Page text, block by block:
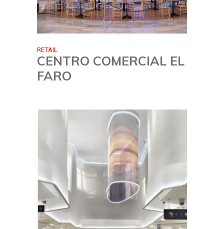
RETAIL
CENTRO COMERCIAL EL
FARO